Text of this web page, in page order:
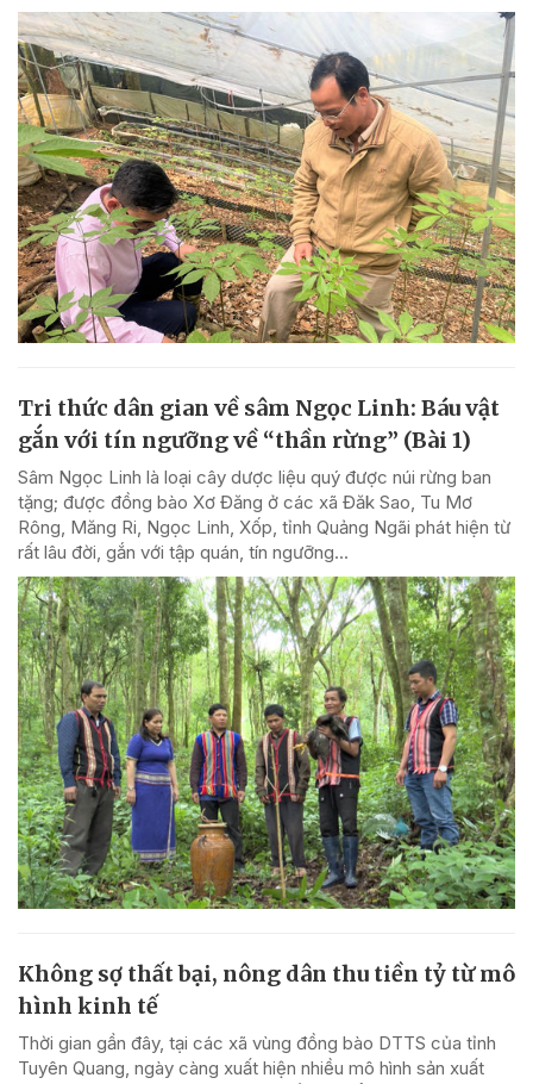
Tri thức dân gian về sâm Ngọc Linh: Báu vật
gắn với tín ngưỡng về “thần rừng” (Bài 1)
Sâm Ngọc Linh là loại cây dược liệu quý được núi rừng ban
tặng; được đồng bào Xơ Đăng ở các xã Đăk Sao, Tu Mơ
Rông, Măng Ri, Ngọc Linh, Xốp, tỉnh Quảng Ngãi phát hiện từ
rất lâu đời, gắn với tập quán, tín ngưỡng...
Không sợ thất bại, nông dân thu tiền tỷ từ mô
hình kinh tế
Thời gian gần đây, tại các xã vùng đồng bào DTTS của tỉnh
Tuyên Quang, ngày càng xuất hiện nhiều mô hình sản xuất